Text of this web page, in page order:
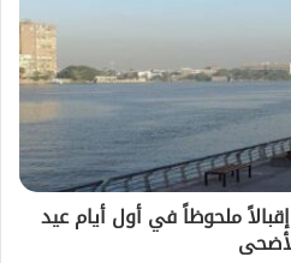
ملحوظاً في أول أيام عيد